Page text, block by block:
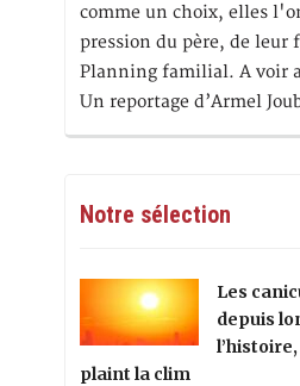
comme un choix, elles
pression du père, de leur
Planning familial. A voir
Un reportage d’Armel
Notre sélection
Les
depuis
plaint la clim